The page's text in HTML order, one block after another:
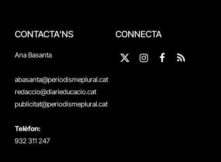
CONTACTA'NS
Ana Basanta
abasanta@periodismeplural.cat
redaccio@diarieducacio.cat
publicitat@periodismeplural.cat
Telèfon:
932 311 247
CONNECTA
X
Instagram
Facebook
RSS